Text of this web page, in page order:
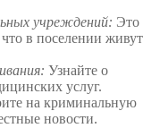
учреждений: Это
в поселении живут
Узнайте о
услуг.
на криминальную
новости.